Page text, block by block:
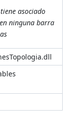
asociado
ninguna barra